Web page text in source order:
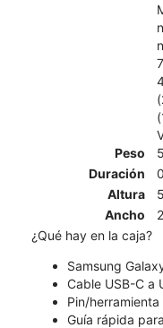
Peso
Duración
Altura
Ancho
¿Qué hay en la caja?
Samsung
Cable USB-C a
Pin/
Guía rápida